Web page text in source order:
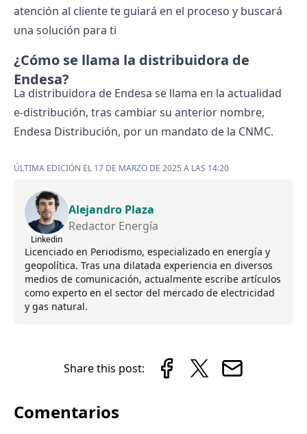
atención al cliente te guiará en el proceso y buscará
una solución para ti
¿Cómo se llama la distribuidora de
Endesa?
La distribuidora de Endesa se llama en la actualidad
e-distribución, tras cambiar su anterior nombre,
Endesa Distribución, por un mandato de la CNMC.
ÚLTIMA EDICIÓN EL 17 DE MARZO DE 2025 A LAS 14:20
Linkedin
Alejandro Plaza
Redactor Energía
Licenciado en Periodismo, especializado en energía y
geopolítica. Tras una dilatada experiencia en diversos
medios de comunicación, actualmente escribe artículos
como experto en el sector del mercado de electricidad
y gas natural.
Share this post:
Comentarios